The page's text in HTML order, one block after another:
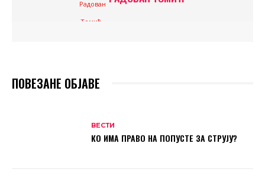
ПОВЕЗАНЕ ОБЈАВЕ
ВЕСТИ
КО ИМА ПРАВО НА ПОПУСТЕ ЗА СТРУЈУ?